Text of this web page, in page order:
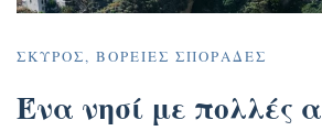
ΣΚΎΡΟΣ, ΒΌΡΕΙΕΣ ΣΠΟΡΆΔΕΣ
Ένα νησί με πολλές